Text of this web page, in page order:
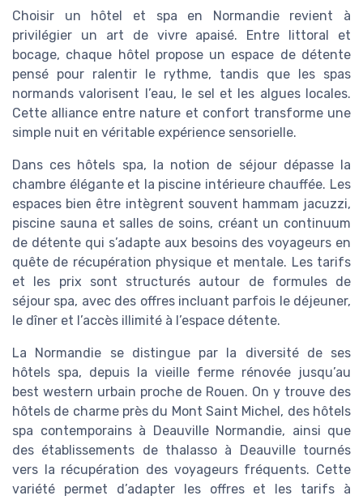
Choisir un hôtel et spa en Normandie revient à
privilégier un art de vivre apaisé. Entre littoral et
bocage, chaque hôtel propose un espace de détente
pensé pour ralentir le rythme, tandis que les spas
normands valorisent l’eau, le sel et les algues locales.
Cette alliance entre nature et confort transforme une
simple nuit en véritable expérience sensorielle.
Dans ces hôtels spa, la notion de séjour dépasse la
chambre élégante et la piscine intérieure chauffée. Les
espaces bien être intègrent souvent hammam jacuzzi,
piscine sauna et salles de soins, créant un continuum
de détente qui s’adapte aux besoins des voyageurs en
quête de récupération physique et mentale. Les tarifs
et les prix sont structurés autour de formules de
séjour spa, avec des offres incluant parfois le déjeuner,
le dîner et l’accès illimité à l’espace détente.
La Normandie se distingue par la diversité de ses
hôtels spa, depuis la vieille ferme rénovée jusqu’au
best western urbain proche de Rouen. On y trouve des
hôtels de charme près du Mont Saint Michel, des hôtels
spa contemporains à Deauville Normandie, ainsi que
des établissements de thalasso à Deauville tournés
vers la récupération des voyageurs fréquents. Cette
variété permet d’adapter les offres et les tarifs à